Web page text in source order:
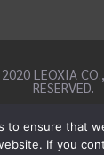
LEOXIA
RESERVED.
to ensure that
If you